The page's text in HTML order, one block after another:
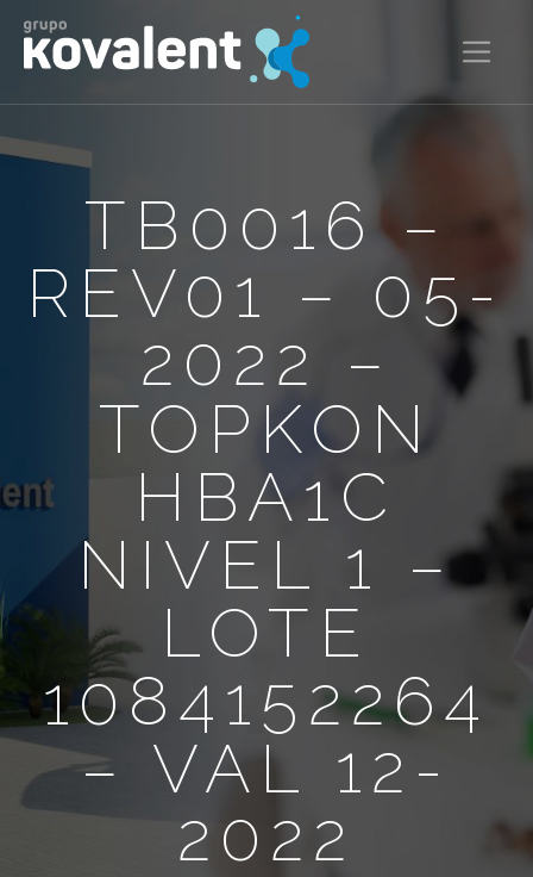
TB0016 –
REV01 – 05-
2022 –
TOPKON
HBA1C
NIVEL 1 –
LOTE
1084152264
– VAL 12-
2022